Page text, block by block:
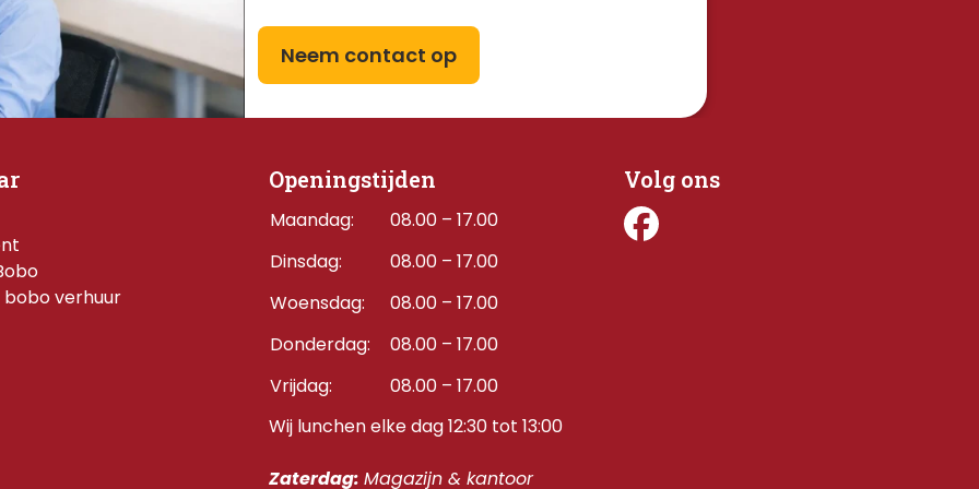
Neem contact op
verhuur
Openingstijden
Maandag:
08.00 – 17.00
Dinsdag:
08.00 – 17.00
Woensdag:
08.00 – 17.00
Donderdag: 08.00 – 17.00
Vrijdag:
08.00 – 17.00
Wij lunchen elke dag 12:30 tot 13:00
Zaterdag: Magazijn & kantoor
Volg ons